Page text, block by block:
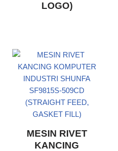
LOGO)
MESIN RIVET
KANCING